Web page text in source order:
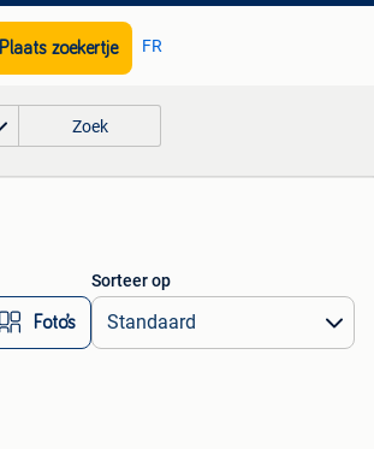
Plaats zoekertje FR
Zoek
Foto’s
Sorteer op